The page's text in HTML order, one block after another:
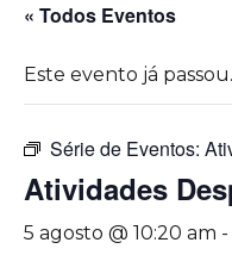
« Todos Eventos
Este evento já passou.
Série de Eventos:
Atividades
5 agosto @ 10:20 am -